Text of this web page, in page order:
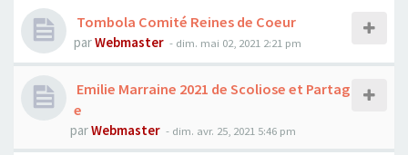
Tombola Comité Reines de Coeur
parWebmaster - dim. mai 02, 2021 2:21 pm
Emilie Marraine 2021 de Scoliose et Partag
e
parWebmaster - dim. avr. 25, 2021 5:46 pm